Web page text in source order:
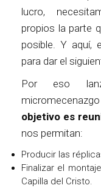
lucro,
propios la parte
posible. Y aquí,
para dar el
Por eso
objetivo es
nos permitan:
Producir las
Finalizar el
Capilla del Cristo.